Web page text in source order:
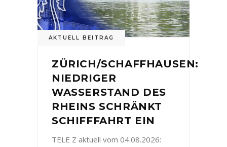
AKTUELL BEITRAG
ZÜRICH/SCHAFFHAUSEN:
NIEDRIGER
WASSERSTAND DES
RHEINS SCHRÄNKT
SCHIFFFAHRT EIN
TELE Z aktuell vom 04.08.2026: